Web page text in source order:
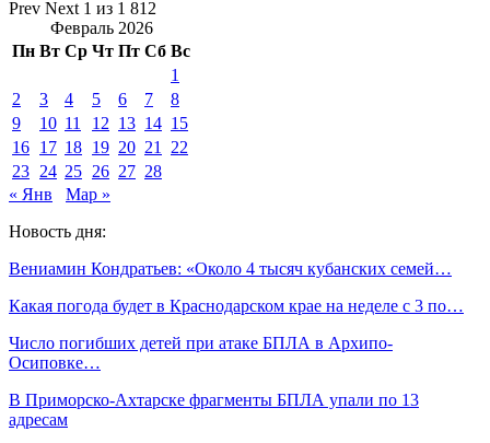
Prev Next 1 из 1 812
Февраль 2026
Пн Вт Ср Чт Пт Сб Вс
1
2
3 4 5 6 7
8
9
10 11 12 13 14 15
16 17 18 19 20 21
22
23 24 25 26 27 28
« Янв
Мар »
Новость дня:
Вениамин Кондратьев: «Около 4 тысяч кубанских семей…
Какая погода будет в Краснодарском крае на неделе с 3 по…
Число погибших детей при атаке БПЛА в Архипо-
Осиповке…
В Приморско-Ахтарске фрагменты БПЛА упали по 13
адресам